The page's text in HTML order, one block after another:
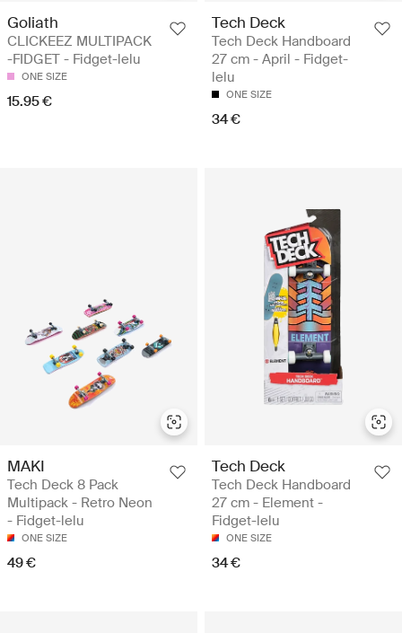
Goliath
CLICKEEZ MULTIPACK
-FIDGET - Fidget-lelu
ONE SIZE
15.95 €
Tech Deck
Tech Deck Handboard
27 cm - April - Fidget-
lelu
ONE SIZE
34 €
MAKI
Tech Deck 8 Pack
Multipack - Retro Neon
- Fidget-lelu
ONE SIZE
49 €
Tech Deck
Tech Deck Handboard
27 cm - Element -
Fidget-lelu
ONE SIZE
34 €